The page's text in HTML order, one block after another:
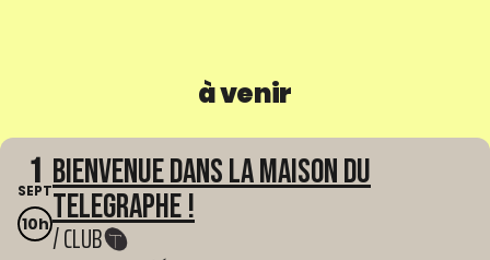
à venir
1
SEPT
10h
Bienvenue dans La Maison du
Telegraphe !
/ CLUB